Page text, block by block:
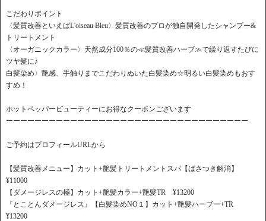
こだわりポイント
〈髪質改善といえばL'oiseau Bleu〉髪質改善のプロが独自開発したシャンプー&
トリートメント
〈オーガニックカラー〉天然成分100％の≪髪質改善ハーブ≫で繰り返すたびに
ツヤ髪に♪
白髪染め〉艶感、手触りまでこだわりぬいた白髪染め☆明るい白髪染めもおす
すめ！
ホットペッパービューティーにお得なクーポンございます
ーーーーーーーーーーーーーーーーーーーーーーーーーーーーーーーーーー
ご予約はプロフィールURLから
【髪質改善メニュー】カット+艶髪トリートメントスパ【ぱさつき解消】
¥11000
【ダメージレスの極】カット+艶髪カラー+艶髪TR ¥13200
『とことんダメージレス』【白髪染めNO１】カット+艶髪ハーブー+TR
¥13200